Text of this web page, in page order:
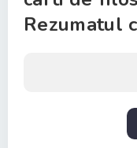
Rezumatul